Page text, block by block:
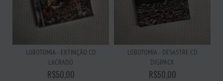
LOBOTOMIA - EXTINÇÃO CD
LACRADO
R$50,00
LOBOTOMIA - DESASTRE CD
DIGIPACK
R$50,00